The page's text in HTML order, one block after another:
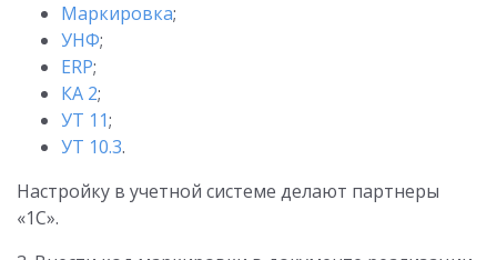
Маркировка;
УНФ;
ERP;
КА 2;
УТ 11;
УТ 10.3.
Настройку в учетной системе делают партнеры
«1С».